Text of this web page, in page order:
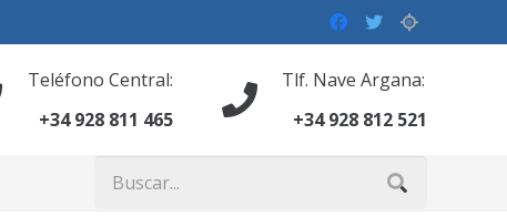
Teléfono Central:
+34 928 811 465
Tlf. Nave Argana:
+34 928 812 521